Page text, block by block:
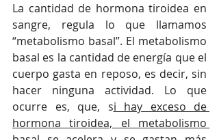
La cantidad de hormona tiroidea en
sangre, regula lo que llamamos
“metabolismo basal”. El metabolismo
basal es la cantidad de energía que el
cuerpo gasta en reposo, es decir, sin
hacer ninguna actividad. Lo que
ocurre es, que, si hay exceso de
hormona tiroidea, el metabolismo